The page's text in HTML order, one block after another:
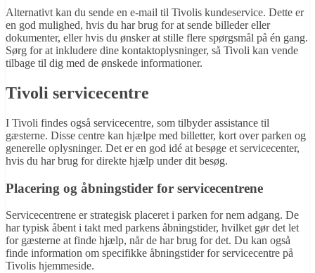
Alternativt kan du sende en e-mail til Tivolis kundeservice. Dette er
en god mulighed, hvis du har brug for at sende billeder eller
dokumenter, eller hvis du ønsker at stille flere spørgsmål på én gang.
Sørg for at inkludere dine kontaktoplysninger, så Tivoli kan vende
tilbage til dig med de ønskede informationer.
Tivoli servicecentre
I Tivoli findes også servicecentre, som tilbyder assistance til
gæsterne. Disse centre kan hjælpe med billetter, kort over parken og
generelle oplysninger. Det er en god idé at besøge et servicecenter,
hvis du har brug for direkte hjælp under dit besøg.
Placering og åbningstider for servicecentrene
Servicecentrene er strategisk placeret i parken for nem adgang. De
har typisk åbent i takt med parkens åbningstider, hvilket gør det let
for gæsterne at finde hjælp, når de har brug for det. Du kan også
finde information om specifikke åbningstider for servicecentre på
Tivolis hjemmeside.